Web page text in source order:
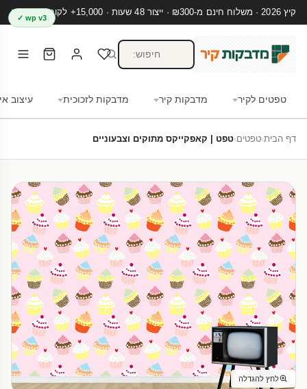
קיץ 2026 · משלוח חינם מ-₪300 · ייצור 48 שעות · 15,000+ לקוחות מרוצים
טפטים לקיר מדבקות קיר מדבקות לזכוכית עיצוב
wp v3 ✓
דף הבית›טפטים›טפט | קאפקייקס מתוקים וצבעוניים
לחץ להגדלה